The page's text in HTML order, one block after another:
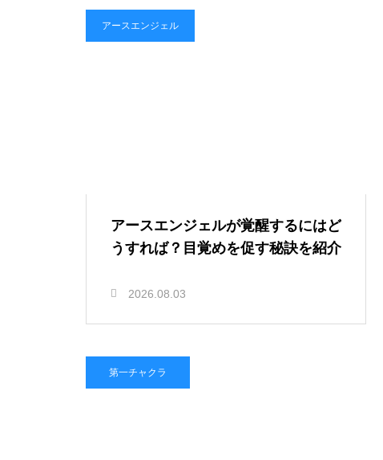
アースエンジェル
アースエンジェルが覚醒するにはど
うすれば？目覚めを促す秘訣を紹介
2026.08.03
第一チャクラ